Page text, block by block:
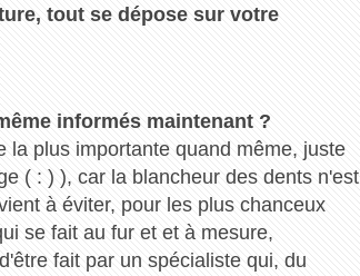
tout se dépose sur votre
informés maintenant ?
la plus importante quand même, juste
( : ) ), car la blancheur des dents n'est
à éviter, pour les plus chanceux
se fait au fur et et à mesure,
fait par un spécialiste qui, du